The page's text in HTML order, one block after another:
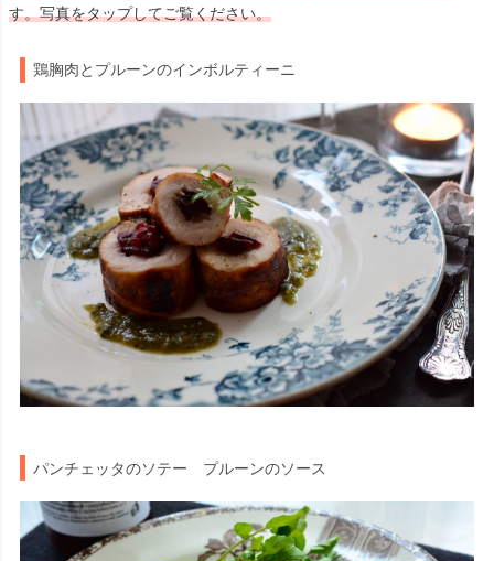
す。写真をタップしてご覧ください。
鶏胸肉とプルーンのインボルティーニ
パンチェッタのソテー プルーンのソース